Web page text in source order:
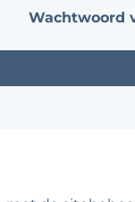
Wachtwoord